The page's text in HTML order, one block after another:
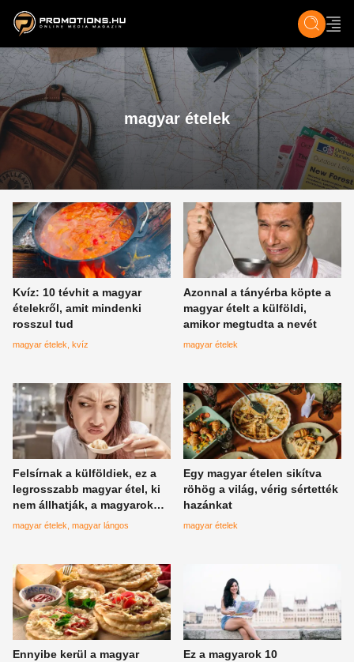
ZENE, FILM & KULT ÉLET TECH &
magyar ételek
Kvíz: 10 tévhit a magyar
ételekről, amit mindenki
rosszul tud
magyar ételek kvíz
Azonnal a tányérba köpte a
magyar ételt a külföldi,
amikor megtudta a nevét
magyar ételek
Felsírnak a külföldiek, ez a
legrosszabb magyar étel, ki
nem állhatják, a magyarok
alig térnek észhez ettől a
magyar ételek magyar lángos
Egy magyar ételen sikítva
röhög a világ, vérig sértették
hazánkat
magyar ételek
Ennyibe kerül a magyar
Ez a magyarok 10